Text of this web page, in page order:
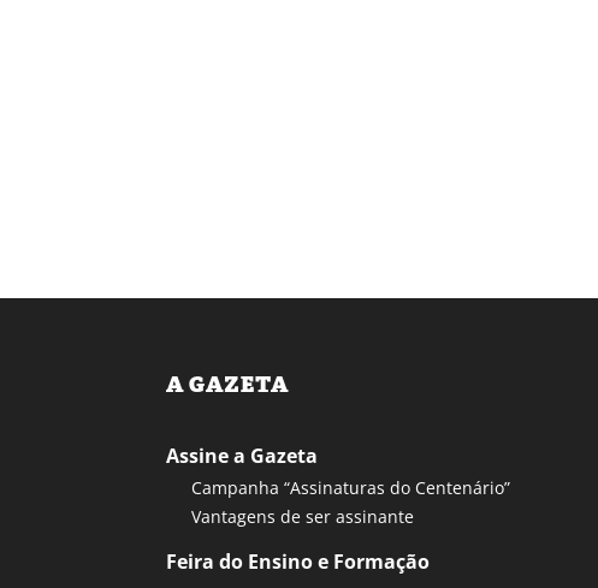
A GAZETA
Assine a Gazeta
Campanha “Assinaturas do Centenário”
Vantagens de ser assinante
Feira do Ensino e Formação